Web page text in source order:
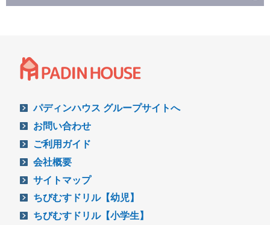
パディンハウス グループサイトへ
お問い合わせ
ご利用ガイド
会社概要
サイトマップ
ちびむすドリル【幼児】
ちびむすドリル【小学生】